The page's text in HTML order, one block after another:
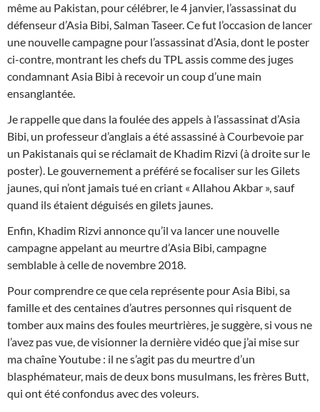
même au Pakistan, pour célébrer, le 4 janvier, l’assassinat du
défenseur d’Asia Bibi, Salman Taseer. Ce fut l’occasion de lancer
une nouvelle campagne pour l’assassinat d’Asia, dont le poster
ci-contre, montrant les chefs du TPL assis comme des juges
condamnant Asia Bibi à recevoir un coup d’une main
ensanglantée.
Je rappelle que dans la foulée des appels à l’assassinat d’Asia
Bibi, un professeur d’anglais a été assassiné à Courbevoie par
un Pakistanais qui se réclamait de Khadim Rizvi (à droite sur le
poster). Le gouvernement a préféré se focaliser sur les Gilets
jaunes, qui n’ont jamais tué en criant « Allahou Akbar », sauf
quand ils étaient déguisés en gilets jaunes.
Enfin, Khadim Rizvi annonce qu’il va lancer une nouvelle
campagne appelant au meurtre d’Asia Bibi, campagne
semblable à celle de novembre 2018.
Pour comprendre ce que cela représente pour Asia Bibi, sa
famille et des centaines d’autres personnes qui risquent de
tomber aux mains des foules meurtrières, je suggère, si vous ne
l’avez pas vue, de visionner la dernière vidéo que j’ai mise sur
ma chaîne Youtube : il ne s’agit pas du meurtre d’un
blasphémateur, mais de deux bons musulmans, les frères Butt,
qui ont été confondus avec des voleurs.